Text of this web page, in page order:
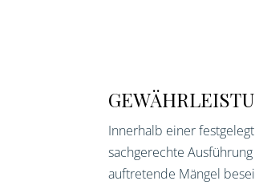
Innerhalb einer
sachgerechte
auftretende Mängel